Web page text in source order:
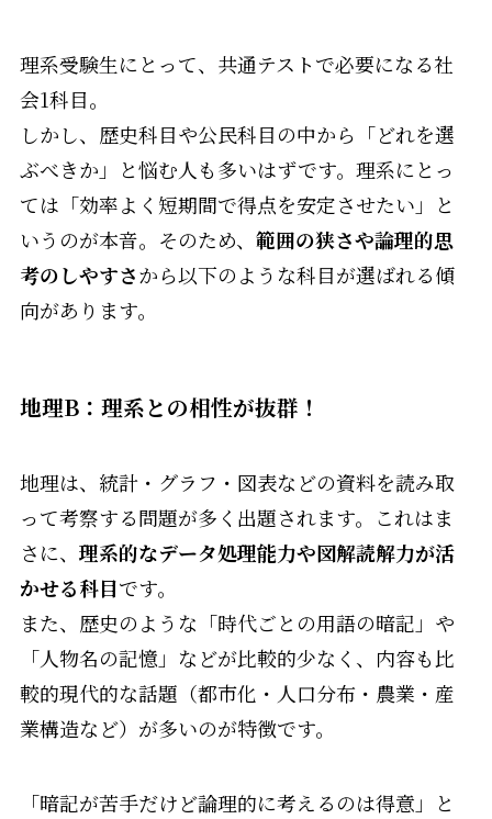
理系受験生にとって、共通テストで必要になる社
会1科目。
しかし、歴史科目や公民科目の中から「どれを選
ぶべきか」と悩む人も多いはずです。理系にとっ
ては「効率よく短期間で得点を安定させたい」と
いうのが本音。そのため、 範囲の狭さや論理的思
考のしやすさから以下のような科目が選ばれる傾
向があります。
地理B：理系との相性が抜群！
地理は、統計・グラフ・図表などの資料を読み取
って考察する問題が多く出題されます。これはま
さに、 理系的なデータ処理能力や図解読解力が活
かせる科目です。
また、歴史のような「時代ごとの用語の暗記」や
「人物名の記憶」などが比較的少なく、内容も比
較的現代的な話題（都市化・人口分布・農業・産
業構造など）が多いのが特徴です。
「暗記が苦手だけど論理的に考えるのは得意」と